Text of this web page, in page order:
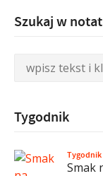
Szukaj w
Tygodnik
Tygodnik
Smak